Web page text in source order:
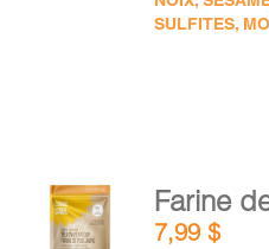
SULFITES,
AJOUTER
AU
PANIER
Farine
7,99$